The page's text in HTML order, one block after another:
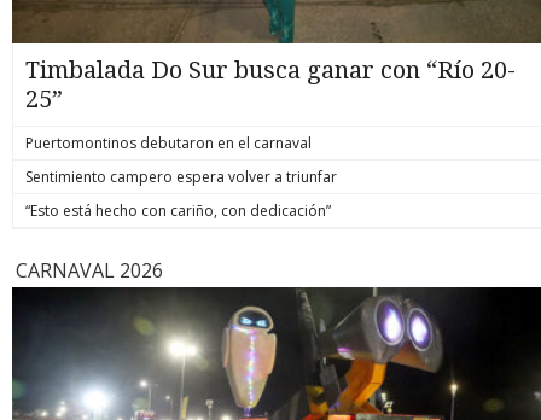
Timbalada Do Sur busca ganar con “Río 20-
25”
Puertomontinos debutaron en el carnaval
Sentimiento campero espera volver a triunfar
“Esto está hecho con cariño, con dedicación”
CARNAVAL 2026